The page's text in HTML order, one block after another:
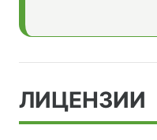
ЛИЦЕНЗИИ